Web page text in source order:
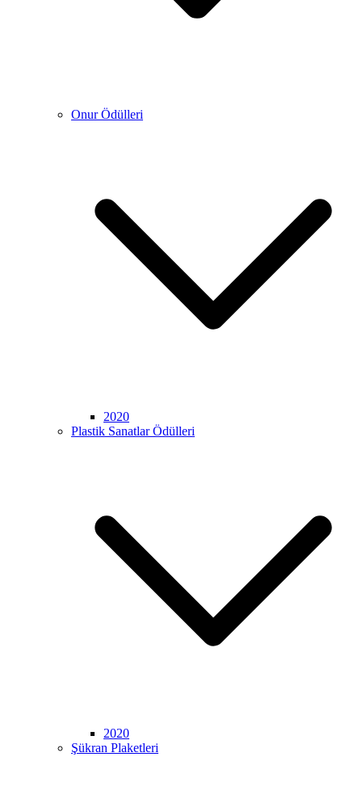
Onur Ödülleri
2020
Plastik Sanatlar Ödülleri
2020
Şükran Plaketleri